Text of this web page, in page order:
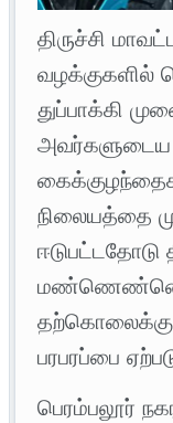
திருச்சி
வழக்குகளில்
துப்பாக்கி
அவர்களுடைய
நிலையத்தை
தற்கொலைக்கு
பரபரப்பை
பெரம்பலூர்